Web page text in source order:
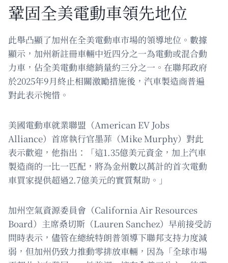
鞏固全美電動車領先地位
此舉凸顯了加州在全美電動車市場的領導地位。數據
顯示，加州新註冊車輛中近四分之一為電動或混合動
力車，佔全美電動車總銷量約三分之一。在聯邦政府
於2025年9月終止相關激勵措施後，汽車製造商普遍
對此表示惋惜。
美國電動車就業聯盟（American EV Jobs
Alliance）首席執行官墨菲（Mike Murphy）對此
表示歡迎，他指出：「這1.35億美元資金，加上汽車
製造商的一比一匹配，將為金州數以萬計的首次電動
車買家提供超過2.7億美元的實質幫助。」
加州空氣資源委員會（California Air Resources
Board）主席桑切斯（Lauren Sanchez）早前接受訪
問時表示，儘管在總統特朗普領導下聯邦支持力度減
弱，但加州仍致力推動零排放車輛，因為「全球市場